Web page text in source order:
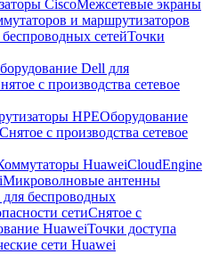
CiscoМежсетевые экраны
и маршрутизаторов
сетейТочки
Dell для
с производства сетевое
HPEОборудование
Снятое с производства сетевое
HuaweiCloudEngine
Микроволновые антенны
беспроводных
сетиСнятое с
HuaweiТочки доступа
сети Huawei